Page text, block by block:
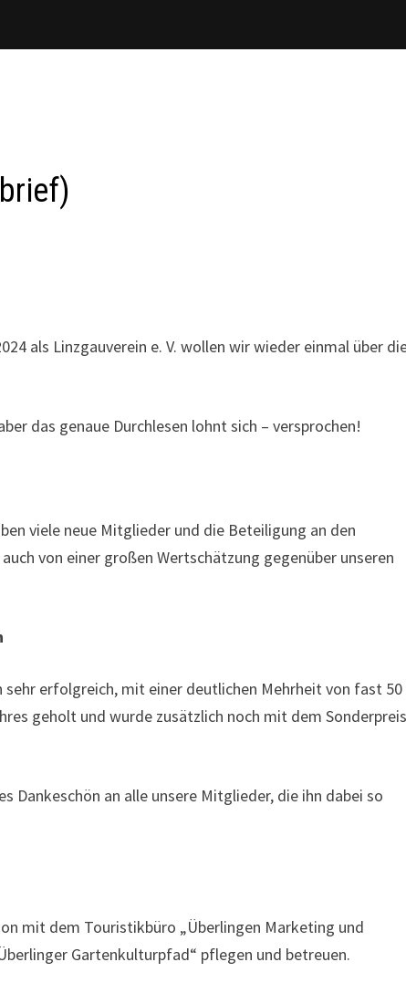
als Linzgauverein e. V. wollen wir wieder einmal über
das genaue Durchlesen lohnt sich – versprochen!
viele neue Mitglieder und die Beteiligung an den
von einer großen Wertschätzung gegenüber unseren
erfolgreich, mit einer deutlichen Mehrheit von fast 50
geholt und wurde zusätzlich noch mit dem
Dankeschön an alle unsere Mitglieder, die ihn dabei so
mit dem Touristikbüro „Überlingen Marketing und
Gartenkulturpfad“ pflegen und betreuen.